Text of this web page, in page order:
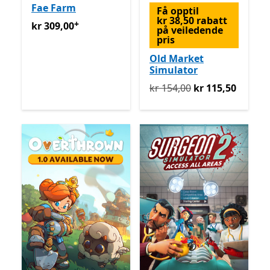
Fae Farm
kr 309,00Tilbyr kjøp i appen
kr 309,00+
Få opptil
kr 38,50 rabatt
på veiledende
pris
Old Market
Simulator
Opprinnelig kr 154,00 nå
kr 154,00 kr 115,50